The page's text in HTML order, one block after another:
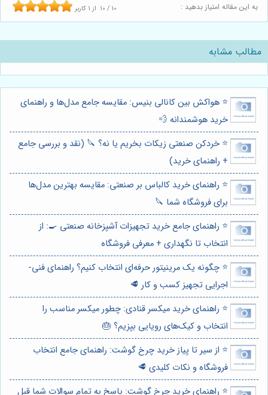
به این مقاله امتیاز بدهید : 10 / 10 از 1 کاربر
مطالب مشابه
⭐️ هواکش بین کانالی بنیس: مقایسه جامع مدل‌ها و راهنمای
خرید هوشمندانه 💨
⭐️ خردکن صنعتی زیکات بخریم یا نه؟ 🔪 (نقد و بررسی جامع
+ راهنمای خرید)
⭐️ راهنمای خرید کالباس بر صنعتی: مقایسه بهترین مدل‌ها
برای فروشگاه شما 🔪
⭐️ راهنمای جامع خرید تجهیزات آشپزخانه صنعتی 🍳: از
انتخاب تا نگهداری + معرفی فروشگاه
⭐️ چگونه یک مرینیتور حرفه‌ای انتخاب کنیم؟ راهنمای فنی-
اجرایی تجهیز کسب و کار 🥩
⭐️ راهنمای خرید میکسر قنادی: چطور میکسر مناسب را
انتخاب و کیک‌های رویایی بپزیم؟ 🎂
⭐️ از سیر تا پیاز خرید چرخ گوشت: راهنمای جامع انتخاب
فروشگاه و نکات کلیدی 🥩
⭐️ راهنمای خرید چرخ گوشت: پاسخ به تمام سوالات شما قبل